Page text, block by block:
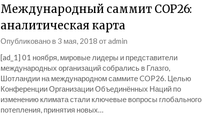
Международный саммит COP26:
аналитическая карта
Опубликовано в 3 мая, 2018 отadmin
[ad_1] 01 ноября, мировые лидеры и представители
международных организаций собрались в Глазго,
Шотландии на международном саммите COP26. Целью
Конференции Организации Объединённых Наций по
изменению климата стали ключевые вопросы глобального
потепления, принятия новых…